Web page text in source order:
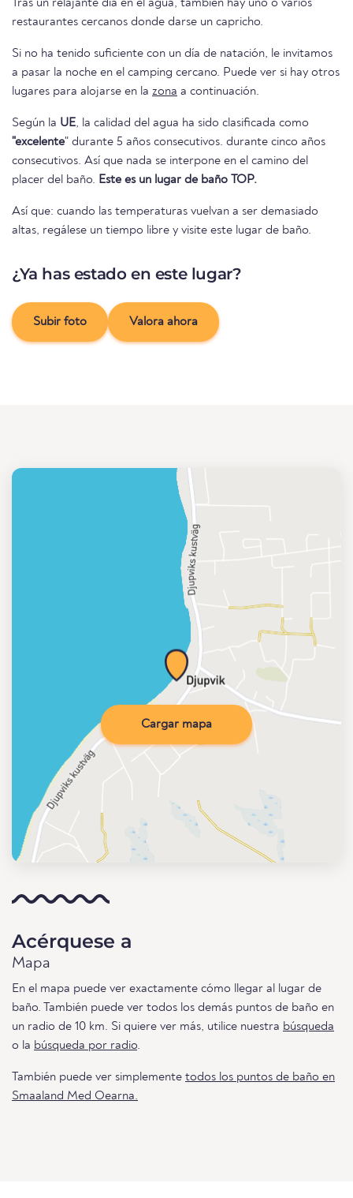
Tras un relajante día en el agua, también hay uno o varios
restaurantes cercanos donde darse un capricho.
Si no ha tenido suficiente con un día de natación, le invitamos
a pasar la noche en el camping cercano. Puede ver si hay otros
lugares para alojarse en la zona a continuación.
Según la UE, la calidad del agua ha sido clasificada como
"excelente" durante 5 años consecutivos. durante cinco años
consecutivos. Así que nada se interpone en el camino del
placer del baño. Este es un lugar de baño TOP.
Así que: cuando las temperaturas vuelvan a ser demasiado
altas, regálese un tiempo libre y visite este lugar de baño.
¿Ya has estado en este lugar?
Subir foto Valora ahora
Cargar mapa
Acérquese a
Mapa
En el mapa puede ver exactamente cómo llegar al lugar de
baño. También puede ver todos los demás puntos de baño en
un radio de 10 km. Si quiere ver más, utilice nuestra búsqueda
o la búsqueda por radio.
También puede ver simplemente todos los puntos de baño en
Smaaland Med Oearna.